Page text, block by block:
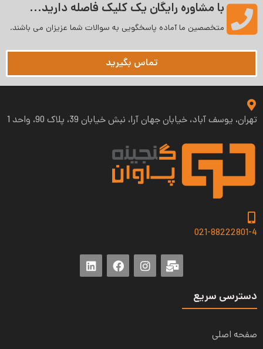
با مشاوره رایگان یک کلیک فاصله دارید...
متخصصین ما آماده پاسخگویی به سوالات شما عزیزان می‌ باشند.
تماس بگیرید
تهران، یوسف آباد، خیابان جهان آرا، نبش خیابان 39، پلاک 90، واحد 1
021-88222801-4
دسترسی سریع
صفحه اصلی